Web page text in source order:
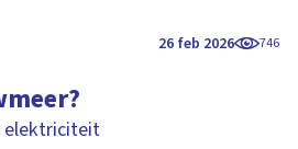
26 feb 2026 746
elektriciteit